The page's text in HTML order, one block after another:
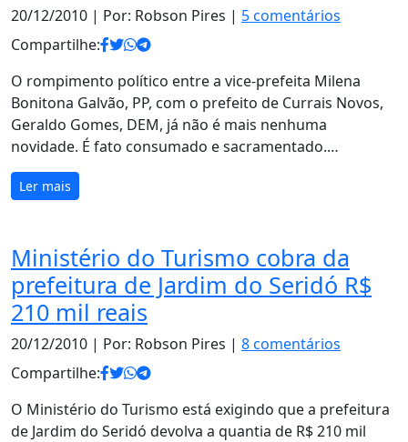
20/12/2010 | Por: Robson Pires | 5 comentários
Compartilhe:
O rompimento político entre a vice-prefeita Milena
Bonitona Galvão, PP, com o prefeito de Currais Novos,
Geraldo Gomes, DEM, já não é mais nenhuma
novidade. É fato consumado e sacramentado.…
Ler mais
Ministério do Turismo cobra da
prefeitura de Jardim do Seridó R$
210 mil reais
20/12/2010 | Por: Robson Pires | 8 comentários
Compartilhe:
O Ministério do Turismo está exigindo que a prefeitura
de Jardim do Seridó devolva a quantia de R$ 210 mil